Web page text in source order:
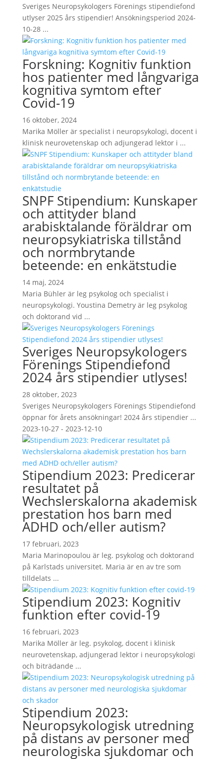
Sveriges Neuropsykologers Förenings stipendiefond
utlyser 2025 års stipendier! Ansökningsperiod 2024-
10-28 ...
Forskning: Kognitiv funktion
hos patienter med långvariga
kognitiva symtom efter
Covid-19
16 oktober, 2024
Marika Möller är specialist i neuropsykologi, docent i
klinisk neurovetenskap och adjungerad lektor i ...
SNPF Stipendium: Kunskaper
och attityder bland
arabisktalande föräldrar om
neuropsykiatriska tillstånd
och normbrytande
beteende: en enkätstudie
14 maj, 2024
Maria Bühler är leg psykolog och specialist i
neuropsykologi. Youstina Demetry är leg psykolog
och doktorand vid ...
Sveriges Neuropsykologers
Förenings Stipendiefond
2024 års stipendier utlyses!
28 oktober, 2023
Sveriges Neuropsykologers Förenings Stipendiefond
öppnar för årets ansökningar! 2024 års stipendier ...
2023-10-27 - 2023-12-10
Stipendium 2023: Predicerar
resultatet på
Wechslerskalorna akademisk
prestation hos barn med
ADHD och/eller autism?
17 februari, 2023
Maria Marinopoulou är leg. psykolog och doktorand
på Karlstads universitet. Maria är en av tre som
tilldelats ...
Stipendium 2023: Kognitiv
funktion efter covid-19
16 februari, 2023
Marika Möller är leg. psykolog, docent i klinisk
neurovetenskap, adjungerad lektor i neuropsykologi
och biträdande ...
Stipendium 2023:
Neuropsykologisk utredning
på distans av personer med
neurologiska sjukdomar och